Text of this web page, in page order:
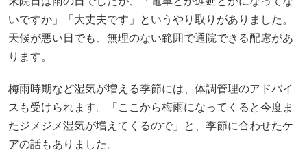
いですか」「大丈夫です」というやり取りがありました。
天候が悪い日でも、無理のない範囲で通院できる配慮があ
ります。
梅雨時期など湿気が増える季節には、体調管理のアドバイ
スも受けられます。「ここから梅雨になってくると今度ま
たジメジメ湿気が増えてくるので」と、季節に合わせたケ
アの話もありました。